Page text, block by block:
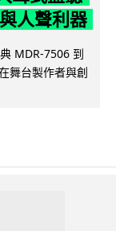
人聲利器
MDR-7506 到
舞台製作者與創